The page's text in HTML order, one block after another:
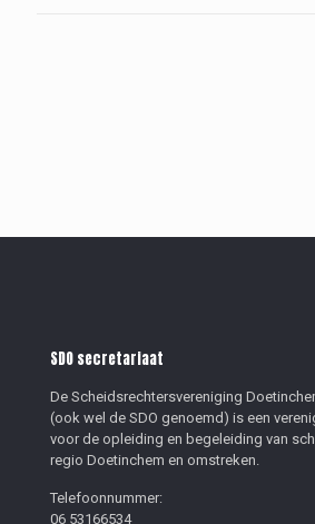
SDO secretariaat
De Scheidsrechtersvereniging
(ook wel de SDO genoemd) is een
voor de opleiding en begeleiding van
regio Doetinchem en omstreken.
Telefoonnummer:
06 53166534